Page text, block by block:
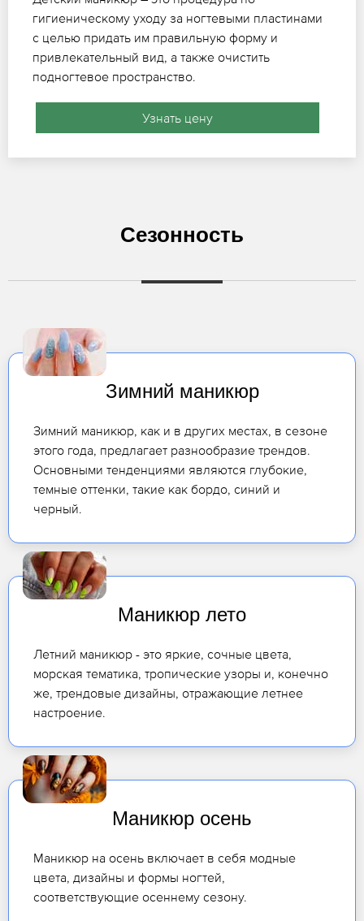
гигиеническому уходу за ногтевыми пластинами
с целью придать им правильную форму и
привлекательный вид, а также очистить
подногтевое пространство.
Узнать цену
Сезонность
Зимний маникюр
Зимний маникюр, как и в других местах, в сезоне
этого года, предлагает разнообразие трендов.
Основными тенденциями являются глубокие,
темные оттенки, такие как бордо, синий и
черный.
Маникюр лето
Летний маникюр - это яркие, сочные цвета,
морская тематика, тропические узоры и, конечно
же, трендовые дизайны, отражающие летнее
настроение.
Маникюр осень
Маникюр на осень включает в себя модные
цвета, дизайны и формы ногтей,
соответствующие осеннему сезону.